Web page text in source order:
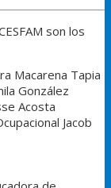
son los
Macarena Tapia
González
Acosta
Jacob